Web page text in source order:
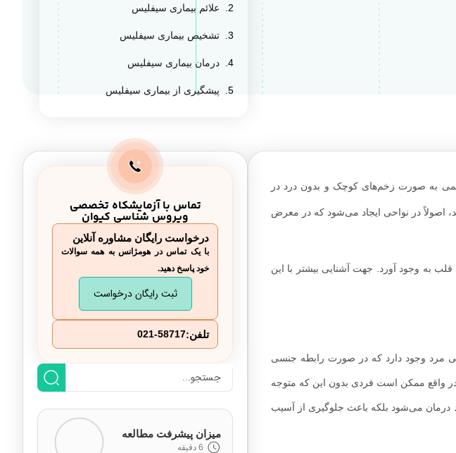
علائم بیماری سیفلیس
تشخیص بیماری سیفلیس
درمان بیماری سیفلیس
پیشگیری از بیماری سیفلیس
به صورت زخم‌های کوچک و بدون درد در
اصولاً در نواحی ایجاد می‌شود که در معرض
به وجود آورد. جهت آشنایی بیشتر با این
مرد وجود دارد که در صورت رابطه جنسی
واقع ممکن است فردی بدون این که متوجه
درمان می‌شود بلکه باعث جلوگیری از آسیب
تماس با آزمایشکاه تخصصی
ویروس شناسی کیوان
درخواست رایگان مشاوره آنلاین
با یک تماس در هومژانس به همه سوالات
خود پاسخ دهید.
ثبت رایگان درخواست
تلفن:021-58717
میزان پیشرفت مطالعه
6 دقیقه